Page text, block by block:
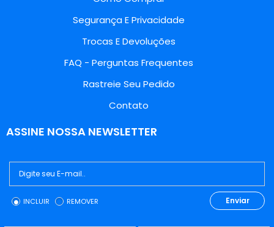
Segurança E Privacidade
Trocas E Devoluções
FAQ - Perguntas Frequentes
Rastreie Seu Pedido
Contato
ASSINE NOSSA NEWSLETTER
INCLUIR REMOVER Enviar